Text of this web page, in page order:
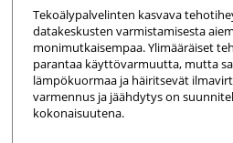
Tekoälypalvelinten kasvava
datakeskusten varmistamisesta
monimutkaisempaa. Ylimääräiset
parantaa käyttövarmuutta, mutta
lämpökuormaa ja häiritsevät
varmennus ja jäähdytys on
kokonaisuutena.